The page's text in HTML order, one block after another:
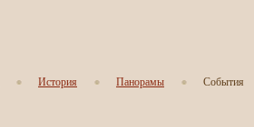
История Панорамы События